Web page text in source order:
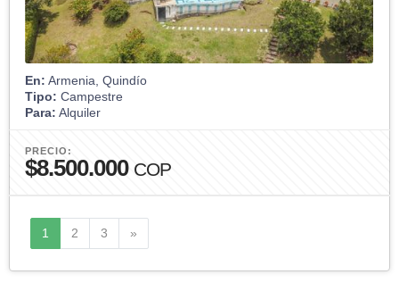
En: Armenia, Quindío
Tipo: Campestre
Para: Alquiler
PRECIO:
$8.500.000 COP
1 2 3 »